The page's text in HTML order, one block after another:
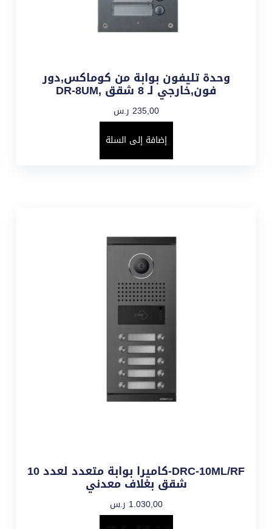
وحدة تليفون بوابة من كوماكس,دور
فون,خارجي لـ 8 شقق ,DR-8UM
235,00 ر.س
إضافة إلى السلة
DRC-10ML/RF-كاميرا بوابة متعدد لعدد 10
شقق بغلاف معدني
1.030,00 ر.س